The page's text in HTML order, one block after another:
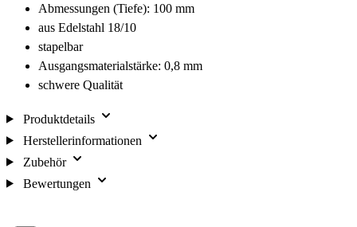
Abmessungen (Tiefe): 100 mm
aus Edelstahl 18/10
stapelbar
Ausgangsmaterialstärke: 0,8 mm
schwere Qualität
Produktdetails
Herstellerinformationen
Zubehör
Bewertungen